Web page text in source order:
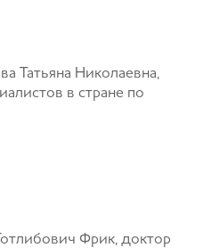
Татьяна Николаевна,
в стране по
Фрик, доктор